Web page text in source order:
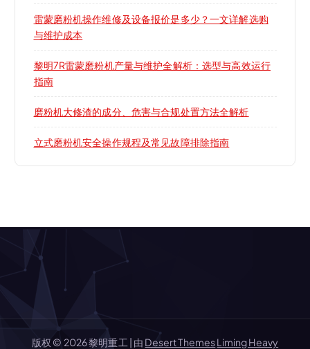
雷蒙磨粉机操作维修及设备报价是多少？一文详解选购
与维护成本
黎明7R雷蒙磨粉机产量与维护全解析：选型与高效运行
指南
磨粉机大修渣的成分、危害与合规处置方法全解析
立式磨粉机安全操作规程及常见故障排除指南
版权 © 2026 黎明重工 | 由 Desert ThemesLiming Heavy